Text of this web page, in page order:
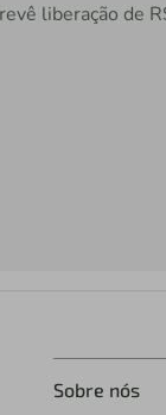
liberação de
Sobre nós